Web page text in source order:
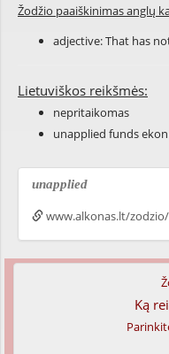
Žodžio paaiškinimas anglų
adjective: That has
Lietuviškos reikšmės:
nepritaikomas
unapplied funds
unapplied
www.alkonas.lt/
Ką